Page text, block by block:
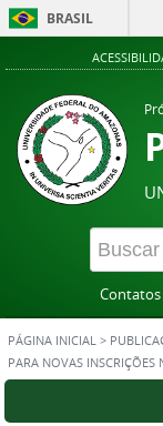
BRASIL
Contatos
PÁGINA INICIAL >
PARA NOVAS